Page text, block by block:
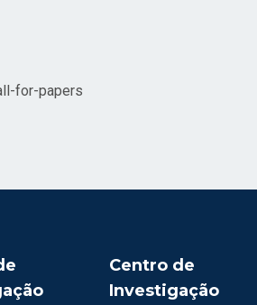
for-papers
Centro de
Investigação